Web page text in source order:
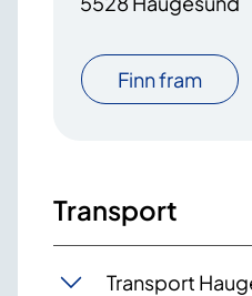
Finn fram
Transport
Transport